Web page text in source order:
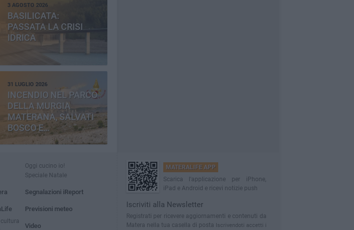
3 AGOSTO 2026
BASILICATA:
PASSATA LA CRISI
IDRICA
31 LUGLIO 2026
INCENDIO NEL PARCO
DELLA MURGIA
MATERANA, SALVATI
BOSCO E
CEMENTERIA
Oggi cucino io!
Speciale Natale
Segnalazioni iReport
Previsioni meteo
Video
MATERALIFE APP
Scarica l'applicazione per iPhone,
iPad e Android e ricevi notizie push
Iscriviti alla Newsletter
Registrati per ricevere aggiornamenti e contenuti da
Matera nella tua casella di posta
Iscrivendoti accetti i